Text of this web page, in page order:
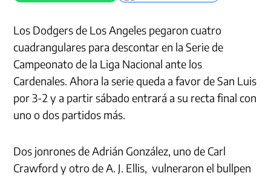
Los Dodgers de Los Angeles pegaron cuatro
cuadrangulares para descontar en la Serie de
Campeonato de la Liga Nacional ante los
Cardenales. Ahora la serie queda a favor de San Luis
por 3-2 y a partir sábado entrará a su recta final con
uno o dos partidos más.
Dos jonrones de Adrián González, uno de Carl
Crawford y otro de A. J. Ellis, vulneraron el bullpen